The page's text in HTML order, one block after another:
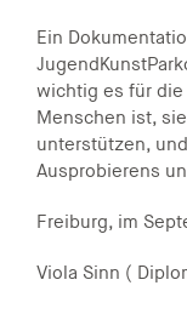
Ein
wichtig es für
Menschen ist,
unterstützen,
Ausprobierens
Freiburg, im
Viola Sinn (